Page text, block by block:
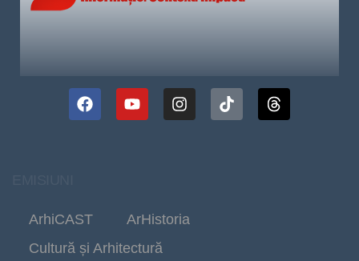
ArhiCAST
ArHistoria
Cultură și Arhitectură